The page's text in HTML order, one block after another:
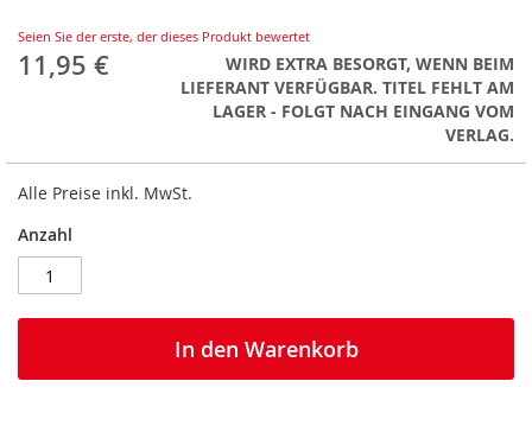
Seien Sie der erste, der dieses Produkt bewertet
11,95 €
WIRD EXTRA BESORGT, WENN BEIM
LIEFERANT VERFÜGBAR. TITEL FEHLT AM
LAGER - FOLGT NACH EINGANG VOM
VERLAG.
Alle Preise inkl. MwSt.
Anzahl
In den Warenkorb